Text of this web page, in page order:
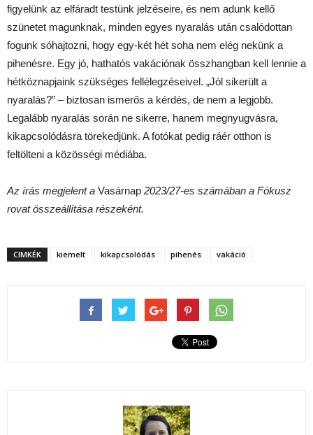
figyelünk az elfáradt testünk jelzéseire, és nem adunk kellő
szünetet magunknak, minden egyes nyaralás után csalódottan
fogunk sóhajtozni, hogy egy-két hét soha nem elég nekünk a
pihenésre. Egy jó, hathatós vakációnak összhangban kell lennie a
hétköznapjaink szükséges fellélegzéseivel. „Jól sikerült a
nyaralás?” – biztosan ismerős a kérdés, de nem a legjobb.
Legalább nyaralás során ne sikerre, hanem megnyugvásra,
kikapcsolódásra törekedjünk. A fotókat pedig ráér otthon is
feltölteni a közösségi médiába.
Az írás megjelent a Vasárnap 2023/27-es számában a Fókusz
rovat összeállítása részeként.
CIMKÉK kiemelt kikapcsolódás pihenés vakáció